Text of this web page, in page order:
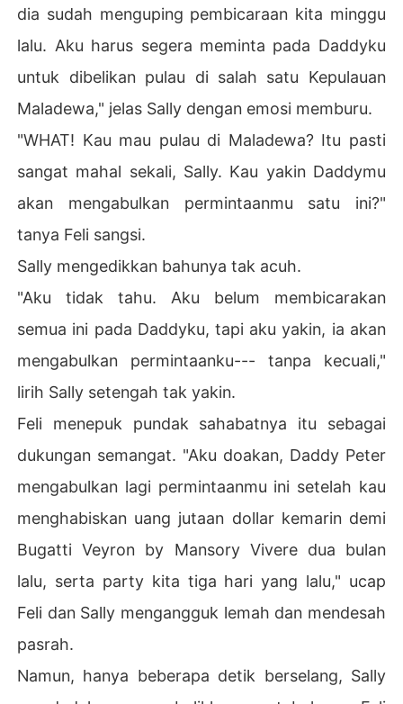
dia sudah menguping pembicaraan kita minggu
lalu. Aku harus segera meminta pada Daddyku
untuk dibelikan pulau di salah satu Kepulauan
Maladewa," jelas Sally dengan emosi memburu.
"WHAT! Kau mau pulau di Maladewa? Itu pasti
sangat mahal sekali, Sally. Kau yakin Daddymu
akan mengabulkan permintaanmu satu ini?"
tanya Feli sangsi.
Sally mengedikkan bahunya tak acuh.
"Aku tidak tahu. Aku belum membicarakan
semua ini pada Daddyku, tapi aku yakin, ia akan
mengabulkan permintaanku--- tanpa kecuali,"
lirih Sally setengah tak yakin.
Feli menepuk pundak sahabatnya itu sebagai
dukungan semangat. "Aku doakan, Daddy Peter
mengabulkan lagi permintaanmu ini setelah kau
menghabiskan uang jutaan dollar kemarin demi
Bugatti Veyron by Mansory Vivere dua bulan
lalu, serta party kita tiga hari yang lalu," ucap
Feli dan Sally mengangguk lemah dan mendesah
pasrah.
Namun, hanya beberapa detik berselang, Sally